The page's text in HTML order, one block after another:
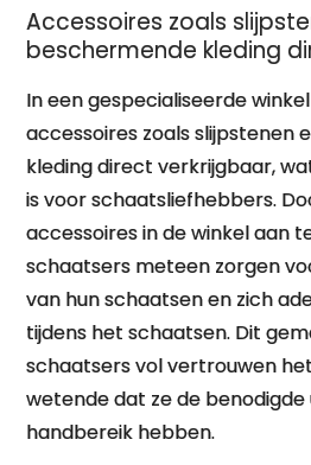
Accessoires zoals
beschermende kleding
In een gespecialiseerde
accessoires zoals slijpstenen
kleding direct verkrijgbaar,
is voor schaatsliefhebbers.
accessoires in de winkel aan
schaatsers meteen zorgen
van hun schaatsen en zich
tijdens het schaatsen. Dit
schaatsers vol vertrouwen
wetende dat ze de
handbereik hebben.